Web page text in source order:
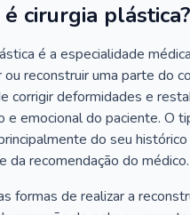
cirurgia plástica?
é a especialidade
reconstruir uma parte do
corrigir deformidades e
e emocional do paciente. O
do seu
da recomendação do médico.
formas de realizar a